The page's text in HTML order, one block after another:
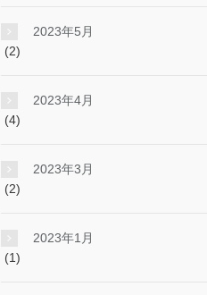
2023年5月
(2)
2023年4月
(4)
2023年3月
(2)
2023年1月
(1)